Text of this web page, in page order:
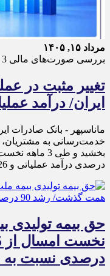
مرداد ۱۵, ۱۴۰۵
بررسی صورت‌های مالی 3 ماهه نخست 1405 نشان داد
تغییر مثبت در
ایران/ درآمد عملیاتی 80 درصد
ماناسپهر - ​بانک صادرات
خدمت‌رسانی به مشتریان،
درصدی درآمد عملیاتی و 26 درصدی سود خالص شد.
حق بیمه تولیدی
درصدی نسبت به